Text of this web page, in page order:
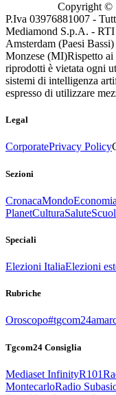
Copyright ©
P.Iva 03976881007 -
Mediamond S.p.A. -
Amsterdam (Paesi
Monzese (MI)Rispetto ai
riprodotti è vietata ogni
sistemi di intelligenza
espresso di utilizzare
Legal
CorporatePrivacy Policy
Sezioni
CronacaMondoEconomia
PlanetCulturaSalute
Speciali
Elezioni ItaliaElezioni
Rubriche
Oroscopo
Tgcom24 Consiglia
Mediaset InfinityR101
MontecarloRadio